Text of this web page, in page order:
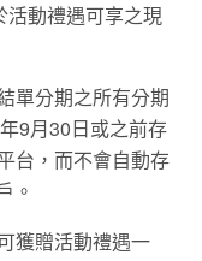
活動禮遇可享之現
單分期之所有分期
9月30日或之前存
台，而不會自動存
。
獲贈活動禮遇一